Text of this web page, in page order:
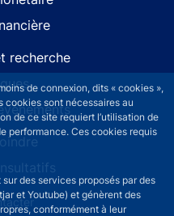
de connexion, dits « cookies »,
cookies sont nécessaires au
de ce site requiert l’utilisation de
performance. Ces cookies requis
des services proposés par des
et Youtube) et génèrent des
conformément à leur
recherche